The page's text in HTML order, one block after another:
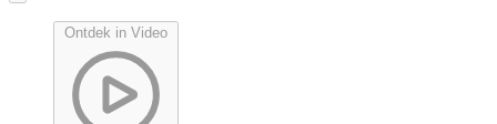
Ontdek in Video